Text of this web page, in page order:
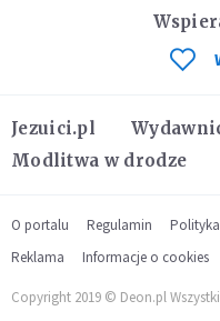
Jezuici.pl
Modlitwa w drodze
O portalu Regulamin
Reklama
Informacje o cookies
Copyright 2019 © Deon.pl